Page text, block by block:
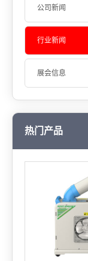
公司新闻
行业新闻
展会信息
热门产品